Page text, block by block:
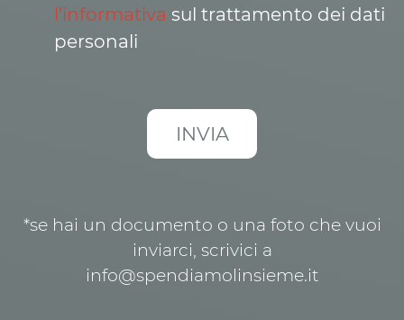
l’informativa sul trattamento dei dati
personali
*se hai un documento o una foto che vuoi
inviarci, scrivici a
info@spendiamolinsieme.it